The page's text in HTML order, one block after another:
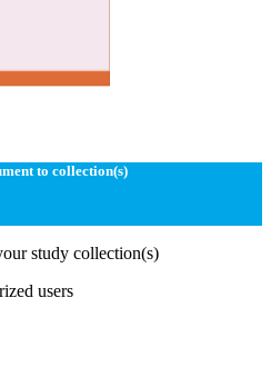
to collection(s)
study collection(s)
users